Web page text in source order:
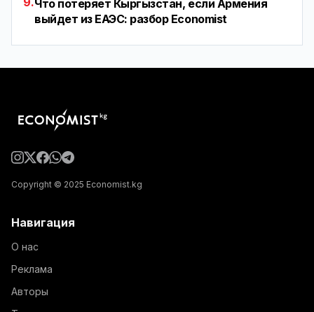
Что потеряет Кыргызстан, если Армения
выйдет из ЕАЭС: разбор Economist
Copyright © 2025 Economist.kg
Навигация
О нас
Реклама
Авторы